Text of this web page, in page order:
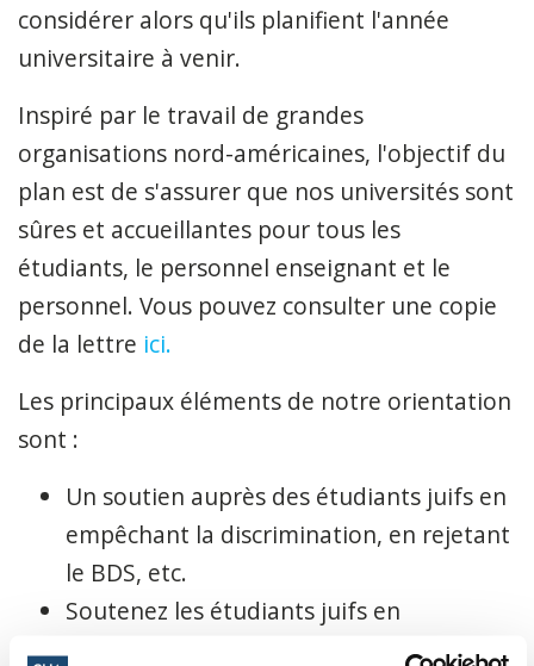
considérer alors qu'ils planifient l'année
universitaire à venir.
Inspiré par le travail de grandes
organisations nord-américaines, l'objectif du
plan est de s'assurer que nos universités sont
sûres et accueillantes pour tous les
étudiants, le personnel enseignant et le
personnel. Vous pouvez consulter une copie
de la lettre ici.
Les principaux éléments de notre orientation
sont :
Un soutien auprès des étudiants juifs en
empêchant la discrimination, en rejetant
le BDS, etc.
Soutenez les étudiants juifs en
empêchant la discrimination, en rejetant